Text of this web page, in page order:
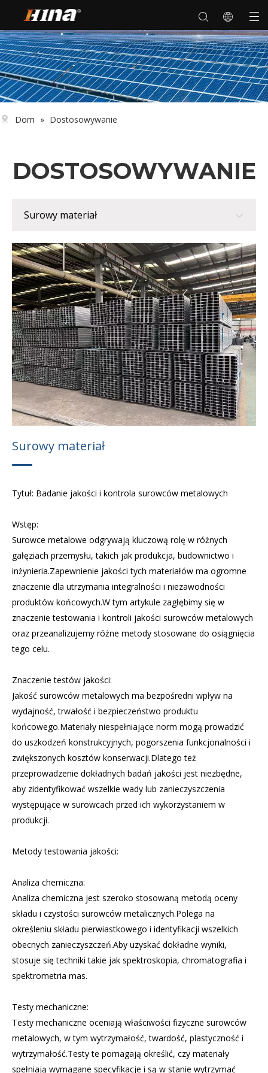
Dom » Dostosowywanie
DOSTOSOWYWANIE
Surowy materiał
Surowy materiał
Szyny aluminiowe
Pale spiralne
C Stal kanałowa
Łącznik solarny
Kontrola jakości
Surowy materiał
Tytuł: Badanie jakości i kontrola surowców metalowych
Wstęp:
Surowce metalowe odgrywają kluczową rolę w różnych
gałęziach przemysłu, takich jak produkcja, budownictwo i
inżynieria.Zapewnienie jakości tych materiałów ma ogromne
znaczenie dla utrzymania integralności i niezawodności
produktów końcowych.W tym artykule zagłębimy się w
znaczenie testowania i kontroli jakości surowców metalowych
oraz przeanalizujemy różne metody stosowane do osiągnięcia
tego celu.
Znaczenie testów jakości:
Jakość surowców metalowych ma bezpośredni wpływ na
wydajność, trwałość i bezpieczeństwo produktu
końcowego.Materiały niespełniające norm mogą prowadzić
do uszkodzeń konstrukcyjnych, pogorszenia funkcjonalności i
zwiększonych kosztów konserwacji.Dlatego też
przeprowadzenie dokładnych badań jakości jest niezbędne,
aby zidentyfikować wszelkie wady lub zanieczyszczenia
występujące w surowcach przed ich wykorzystaniem w
produkcji.
Metody testowania jakości:
Analiza chemiczna:
Analiza chemiczna jest szeroko stosowaną metodą oceny
składu i czystości surowców metalicznych.Polega na
określeniu składu pierwiastkowego i identyfikacji wszelkich
obecnych zanieczyszczeń.Aby uzyskać dokładne wyniki,
stosuje się techniki takie jak spektroskopia, chromatografia i
spektrometria mas.
Testy mechaniczne:
Testy mechaniczne oceniają właściwości fizyczne surowców
metalowych, w tym wytrzymałość, twardość, plastyczność i
wytrzymałość.Testy te pomagają określić, czy materiały
spełniają wymagane specyfikacje i są w stanie wytrzymać